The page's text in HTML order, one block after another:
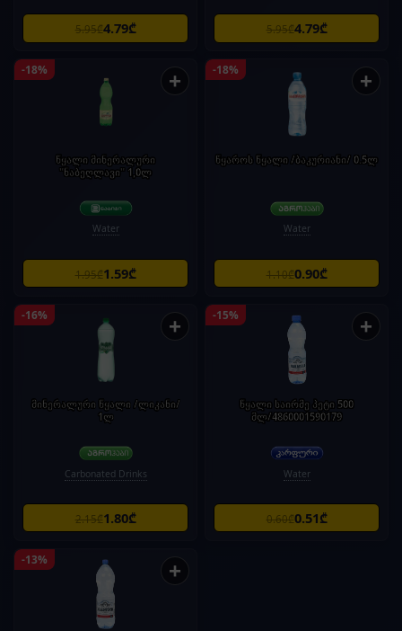
5.95₾4.79₾ 5.95₾4.79₾
-18% +
წყალი მინერალური
"ნაბეღლავი" 1,0ლ
Water
1.95₾1.59₾
-18% +
წყაროს წყალი /ბაკურიანი/ 0.5ლ
Water
1.10₾0.90₾
-16% +
მინერალური წყალი /ლიკანი/
1ლ
Carbonated Drinks
2.15₾1.80₾
-15% +
წყალი საირმე პეტი 500
მლ/4860001590179
Water
0.60₾0.51₾
-13% +